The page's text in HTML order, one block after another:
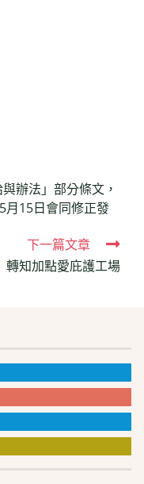
辦法」部分條文，
月15日會同修正發
下一篇文章
轉知加點愛庇護工場